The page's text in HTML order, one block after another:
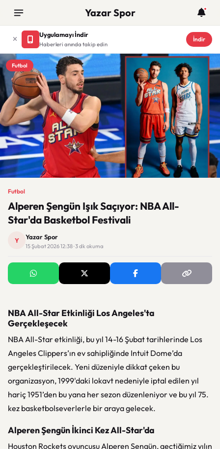
Yazar Spor
Uygulamayı İndir
Haberleri anında takip edin
İndir
Futbol
Futbol
Alperen Şengün Işık Saçıyor: NBA All-
Star'da Basketbol Festivali
Y Yazar Spor
15 Şubat 2026 12:38 · 3 dk okuma
NBA All-Star Etkinliği Los Angeles'ta
Gerçekleşecek
NBA All-Star etkinliği, bu yıl 14-16 Şubat tarihlerinde Los
Angeles Clippers’ın ev sahipliğinde Intuit Dome’da
gerçekleştirilecek. Yeni düzeniyle dikkat çeken bu
organizasyon, 1999'daki lokavt nedeniyle iptal edilen yıl
hariç 1951’den bu yana her sezon düzenleniyor ve bu yıl 75.
kez basketbolseverlerle bir araya gelecek.
Alperen Şengün İkinci Kez All-Star'da
Houston Rockets oyuncusu Alperen Şengün, geçtiğimiz yılın